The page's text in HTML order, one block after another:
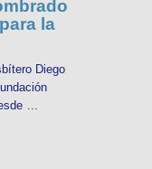
la
Diego
...